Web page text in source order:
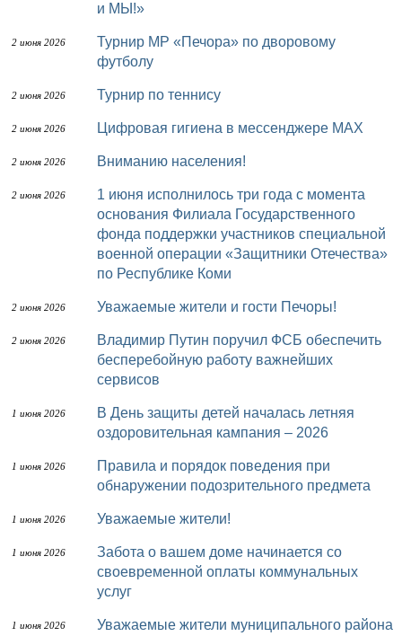
и МЫ!»
2 июня 2026
Турнир МР «Печора» по дворовому
футболу
2 июня 2026 Турнир по теннису
2 июня 2026 Цифровая гигиена в мессенджере MAX
2 июня 2026 Вниманию населения!
2 июня 2026
1 июня исполнилось три года с момента
основания Филиала Государственного
фонда поддержки участников специальной
военной операции «Защитники Отечества»
по Республике Коми
2 июня 2026 Уважаемые жители и гости Печоры!
2 июня 2026
Владимир Путин поручил ФСБ обеспечить
бесперебойную работу важнейших
сервисов
1 июня 2026
В День защиты детей началась летняя
оздоровительная кампания – 2026
1 июня 2026
Правила и порядок поведения при
обнаружении подозрительного предмета
1 июня 2026 Уважаемые жители!
1 июня 2026
Забота о вашем доме начинается со
своевременной оплаты коммунальных
услуг
1 июня 2026
Уважаемые жители муниципального района